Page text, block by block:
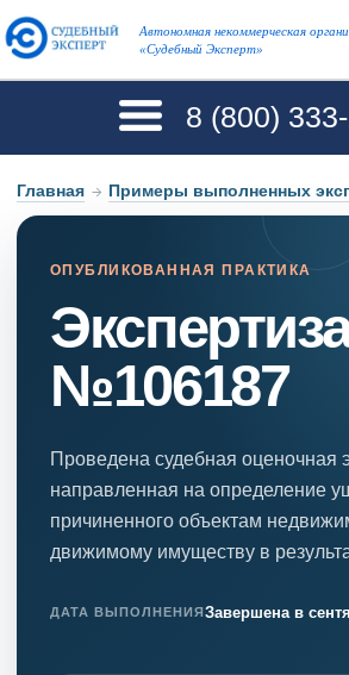
Автономная некоммерческая
«Судебный Эксперт»
8 (800)
Главная → Примеры выполненных
ОПУБЛИКОВАННАЯ ПРАКТИКА
№106187
Проведена судебная оценочная
направленная на определение
причиненного объектам
движимому имуществу в
ДАТА ВЫПОЛНЕНИЯЗавершена в